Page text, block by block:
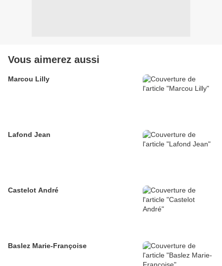
Vous aimerez aussi
Marcou Lilly
Lafond Jean
Castelot André
Baslez Marie-Françoise